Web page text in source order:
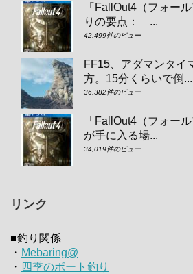
「FallOut4（フォー
りの要点： ...
42,499件のビュー
FF15、アダマンタイ
方。15分くらいで倒...
36,382件のビュー
「FallOut4（フォー
が手に入る場...
34,019件のビュー
リンク
■釣り関係
・ Mebaring@
・ 四季のボート釣り